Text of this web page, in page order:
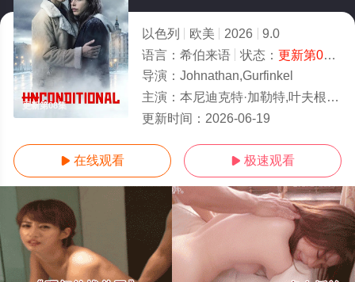
更新第08集
以色列 欧美 2026
9.0
语言： 希伯来语 状态： 更新第08集
导演： Johnathan,Gurfinkel
主演： 本尼迪克特·加勒特,叶夫根尼娅·冬妮娜,Liraz,Chamami,Edward,Sonnen
更新时间： 2026-06-19
 在线观看  极速观看